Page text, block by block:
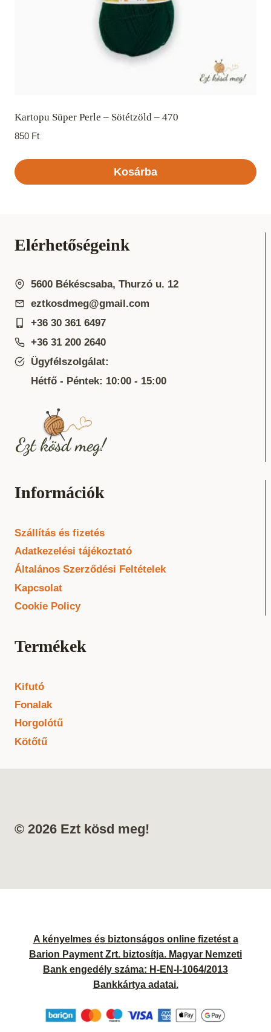
Kartopu Süper Perle – Sötétzöld – 470
850 Ft
Kosárba
Elérhetőségeink
5600 Békéscsaba, Thurzó u. 12
eztkosdmeg@gmail.com
+36 30 361 6497
+36 31 200 2640
Ügyfélszolgálat:
Hétfő - Péntek: 10:00 - 15:00
Információk
Szállítás és fizetés
Adatkezelési tájékoztató
Általános Szerződési Feltételek
Kapcsolat
Cookie Policy
Termékek
Kifutó
Fonalak
Horgolótű
Kötőtű
© 2026 Ezt kösd meg!
A kényelmes és biztonságos online fizetést a
Barion Payment Zrt. biztosítja. Magyar Nemzeti
Bank engedély száma: H-EN-I-1064/2013
Bankkártya adatai.